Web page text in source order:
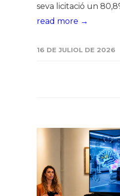
seva licitació un
read more →
16 DE JULIOL DE 2026